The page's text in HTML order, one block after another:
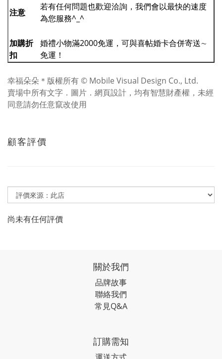
注意
若有任何問題也歡迎洽詢，我們會以最快的速度
為您服務^_^
加購折
扣
婚禮小物滿2000免運，可與喜帖婚卡合併寄送∼
免運！
幸福朵朵＊版權所有 © Mobile Visual Design Co., Ltd.
賣場中所有文字．圖片．網頁設計，均有智慧財產權，未經
同意請勿任意竄改使用
顧客評價
尚未有任何評價
關於我們
品牌故事
聯絡我們
常見Q&A
訂購需知